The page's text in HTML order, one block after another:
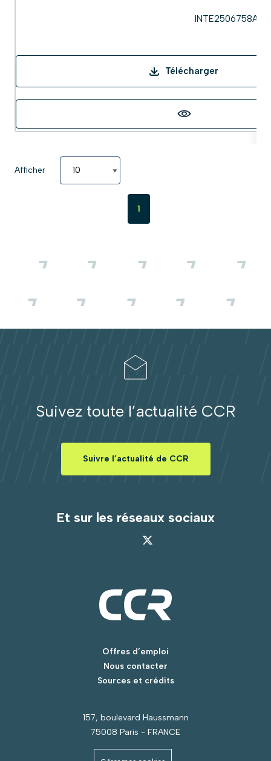
INTE2506758A
Télécharger
Afficher
1
Suivez toute l’actualité CCR
Suivre l’actualité de CCR
Et sur les réseaux sociaux
Offres d’emploi
Nous contacter
Sources et crédits
157, boulevard Haussmann
75008 Paris - FRANCE